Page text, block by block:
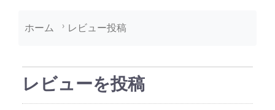
ホーム レビュー投稿
レビューを投稿